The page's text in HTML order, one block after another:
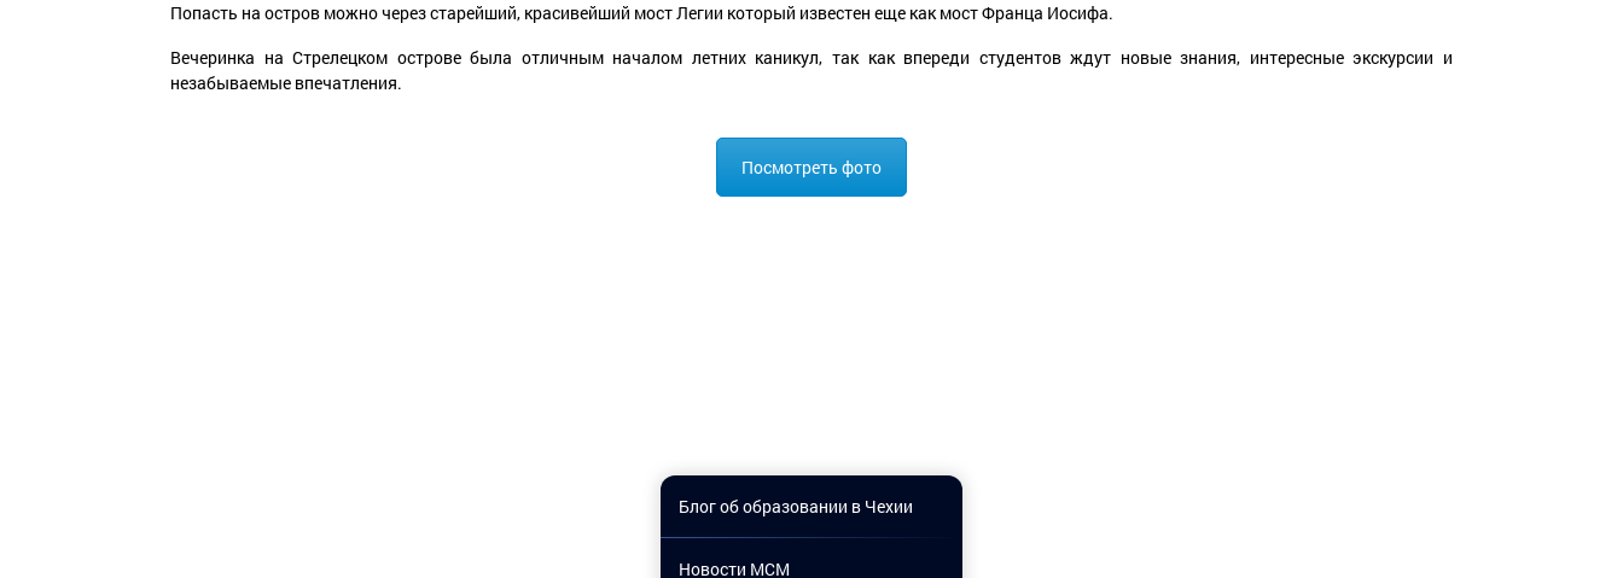
Блог об образовании в Чехии
Новости МСМ
Попасть на остров можно через старейший, красивейший мост Легии который известен еще как мост Франца Иосифа.
Вечеринка на Стрелецком острове была отличным началом летних каникул, так как впереди студентов ждут новые знания, интересные экскурсии и
незабываемые впечатления.
Посмотреть фото